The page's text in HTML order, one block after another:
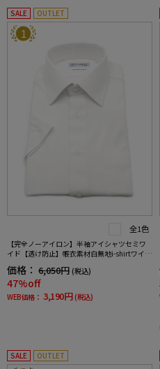
SALE OUTLET
1
全1色
【完全ノーアイロン】半袖アイシャツセミワ
イド【透け防止】帳衣素材白無地i-shirtワイシ
価格： 6,050円 (税込)
47%off
WEB価格： 3,190円 (税込)
SALE OUTLET